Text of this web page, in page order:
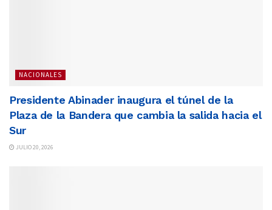
NACIONALES
Presidente Abinader inaugura el túnel de la
Plaza de la Bandera que cambia la salida hacia el
Sur
JULIO 20, 2026